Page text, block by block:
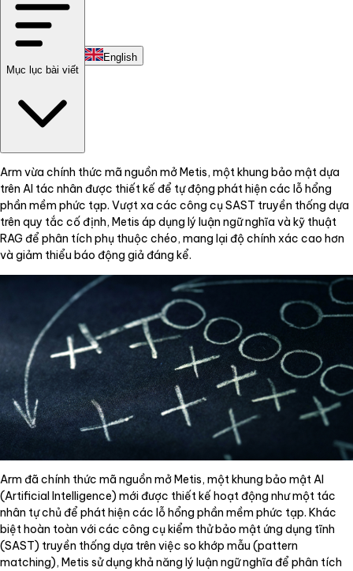
Liên hệ
English
Mục lục bài viết
Arm vừa chính thức mã nguồn mở Metis, một khung bảo mật dựa
trên AI tác nhân được thiết kế để tự động phát hiện các lỗ hổng
phần mềm phức tạp. Vượt xa các công cụ SAST truyền thống dựa
trên quy tắc cố định, Metis áp dụng lý luận ngữ nghĩa và kỹ thuật
RAG để phân tích phụ thuộc chéo, mang lại độ chính xác cao hơn
và giảm thiểu báo động giả đáng kể.
Arm đã chính thức mã nguồn mở Metis, một khung bảo mật AI
(Artificial Intelligence) mới được thiết kế hoạt động như một tác
nhân tự chủ để phát hiện các lỗ hổng phần mềm phức tạp. Khác
biệt hoàn toàn với các công cụ kiểm thử bảo mật ứng dụng tĩnh
(SAST) truyền thống dựa trên việc so khớp mẫu (pattern
matching), Metis sử dụng khả năng lý luận ngữ nghĩa để phân tích